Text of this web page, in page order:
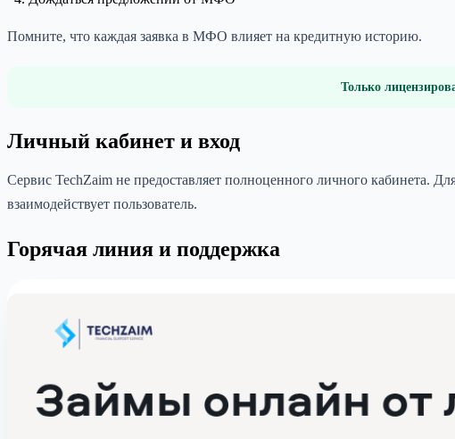
Помните, что каждая заявка в МФО влияет на кредитную историю.
Только
Личный кабинет и вход
Сервис TechZaim не предоставляет полноценного личного кабинета.
взаимодействует пользователь.
Горячая линия и поддержка